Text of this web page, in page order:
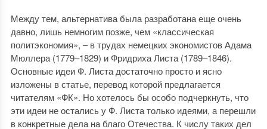
Между тем, альтернатива была разработана еще очень
давно, лишь немногим позже, чем «классическая
политэкономия», – в трудах немецких экономистов Адама
Мюллера (1779–1829) и Фридриха Листа (1789–1846).
Основные идеи Ф. Листа достаточно просто и ясно
изложены в статье, перевод которой предлагается
читателям «ФК». Но хотелось бы особо подчеркнуть, что
эти идеи не остались у Ф. Листа только идеями, а перешли
в конкретные дела на благо Отечества. К числу таких дел